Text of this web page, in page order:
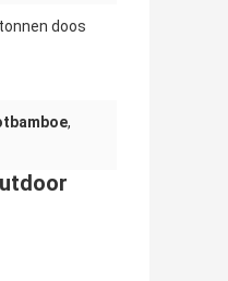
doos
,